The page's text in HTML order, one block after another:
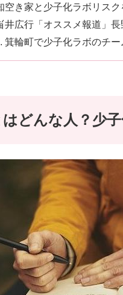
空き家と少子化ラボリス
井広行「オススメ報道」
箕輪町で少子化ラボのチ
どんな人？少